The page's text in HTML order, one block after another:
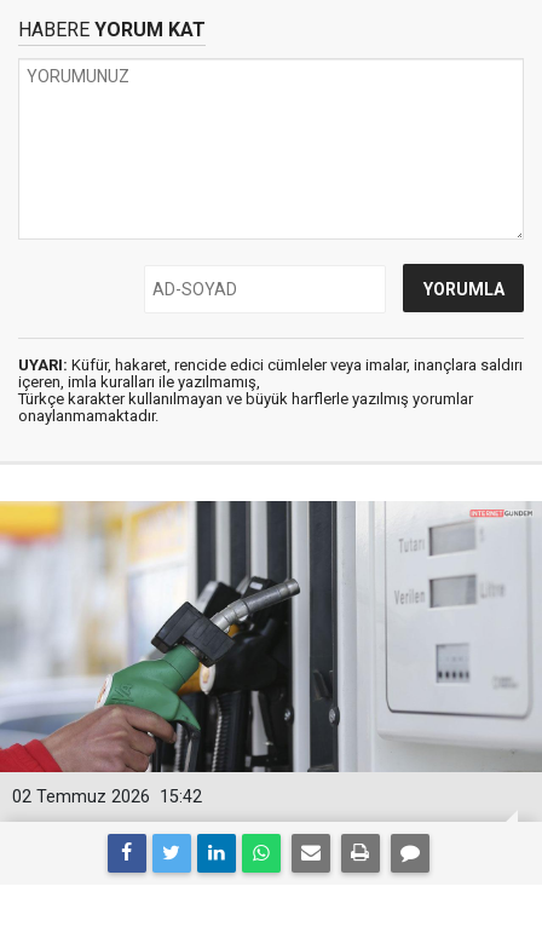
HABERE YORUM KAT
UYARI: Küfür, hakaret, rencide edici cümleler veya imalar, inançlara saldırı
içeren, imla kuralları ile yazılmamış,
Türkçe karakter kullanılmayan ve büyük harflerle yazılmış yorumlar
onaylanmamaktadır.
15:42
02 Temmuz 2026